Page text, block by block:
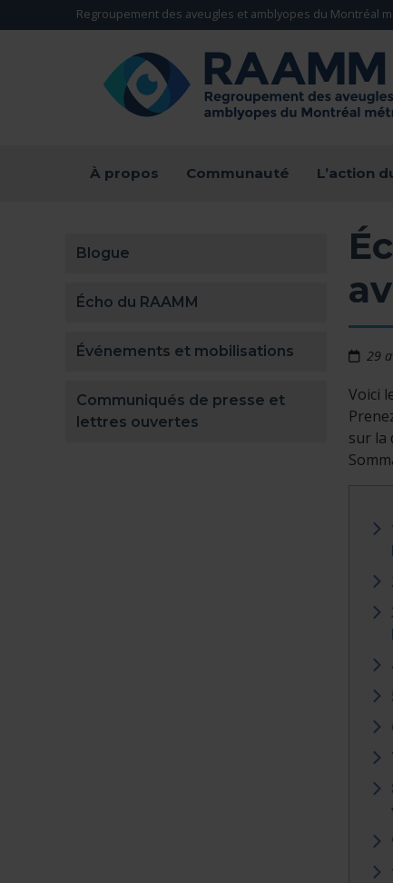
Aller directement au contenu
Regroupement des aveugles et amblyopes du Montréal
À propos Communauté L’action
Blogue
Écho du RAAMM
Événements et mobilisations
Communiqués de presse et
lettres ouvertes
29
Voici
sur la